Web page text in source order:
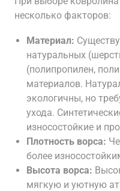
несколько факторов:
Материал:
натуральных
(полипропилен,
материалов.
экологичны, но
ухода.
износостойкие и
Плотность ворса:
более
Высота ворса:
мягкую и уютную